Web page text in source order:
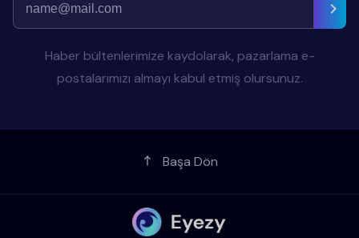
Haber bültenlerimize kaydolarak, pazarlama e-
postalarımızı almayı kabul etmiş olursunuz.
Başa Dön